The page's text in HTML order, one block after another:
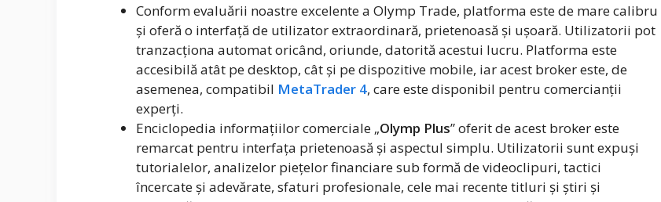
Conform evaluării noastre excelente a Olymp Trade, platforma este de mare calibru
și oferă o interfață de utilizator extraordinară, prietenoasă și ușoară. Utilizatorii pot
tranzacționa automat oricând, oriunde, datorită acestui lucru. Platforma este
accesibilă atât pe desktop, cât și pe dispozitive mobile, iar acest broker este, de
asemenea, compatibil MetaTrader 4, care este disponibil pentru comercianții
experți.
Enciclopedia informațiilor comerciale „Olymp Plus” oferit de acest broker este
remarcat pentru interfața prietenoasă și aspectul simplu. Utilizatorii sunt expuși
tutorialelor, analizelor piețelor financiare sub formă de videoclipuri, tactici
încercate și adevărate, sfaturi profesionale, cele mai recente titluri și știri și